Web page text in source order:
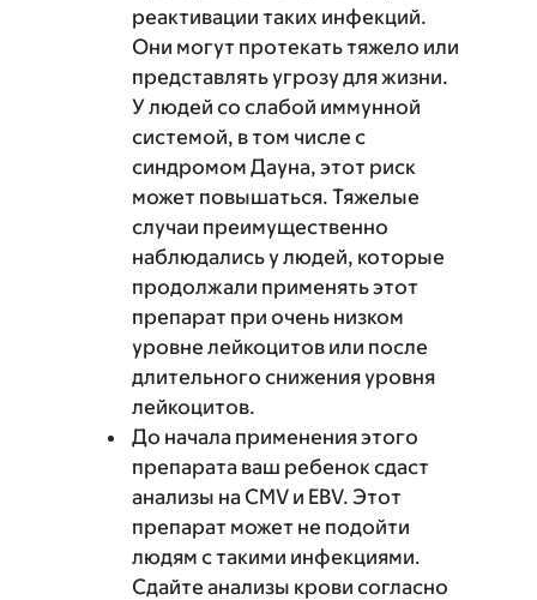
реактивации таких инфекций.
Они могут протекать тяжело или
представлять угрозу для жизни.
У людей со слабой иммунной
системой, в том числе с
синдромом Дауна, этот риск
может повышаться. Тяжелые
случаи преимущественно
наблюдались у людей, которые
продолжали применять этот
препарат при очень низком
уровне лейкоцитов или после
длительного снижения уровня
лейкоцитов.
До начала применения этого
препарата ваш ребенок сдаст
анализы на CMV и EBV. Этот
препарат может не подойти
людям с такими инфекциями.
Сдайте анализы крови согласно